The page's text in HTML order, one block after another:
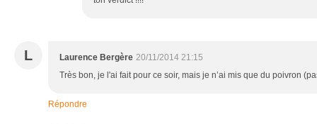
L Laurence Bergère 20/11/2014 21:15
Très bon, je l'ai fait pour ce soir, mais je n’ai mis que du poivron
Répondre